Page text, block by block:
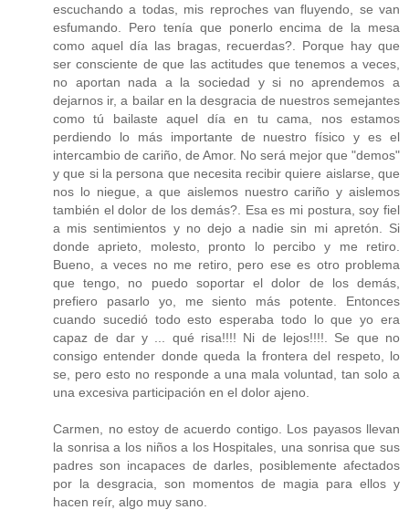
escuchando a todas, mis reproches van fluyendo, se van
esfumando. Pero tenía que ponerlo encima de la mesa
como aquel día las bragas, recuerdas?. Porque hay que
ser consciente de que las actitudes que tenemos a veces,
no aportan nada a la sociedad y si no aprendemos a
dejarnos ir, a bailar en la desgracia de nuestros semejantes
como tú bailaste aquel día en tu cama, nos estamos
perdiendo lo más importante de nuestro físico y es el
intercambio de cariño, de Amor. No será mejor que "demos"
y que si la persona que necesita recibir quiere aislarse, que
nos lo niegue, a que aislemos nuestro cariño y aislemos
también el dolor de los demás?. Esa es mi postura, soy fiel
a mis sentimientos y no dejo a nadie sin mi apretón. Si
donde aprieto, molesto, pronto lo percibo y me retiro.
Bueno, a veces no me retiro, pero ese es otro problema
que tengo, no puedo soportar el dolor de los demás,
prefiero pasarlo yo, me siento más potente. Entonces
cuando sucedió todo esto esperaba todo lo que yo era
capaz de dar y ... qué risa!!!! Ni de lejos!!!!. Se que no
consigo entender donde queda la frontera del respeto, lo
se, pero esto no responde a una mala voluntad, tan solo a
una excesiva participación en el dolor ajeno.
Carmen, no estoy de acuerdo contigo. Los payasos llevan
la sonrisa a los niños a los Hospitales, una sonrisa que sus
padres son incapaces de darles, posiblemente afectados
por la desgracia, son momentos de magia para ellos y
hacen reír, algo muy sano.